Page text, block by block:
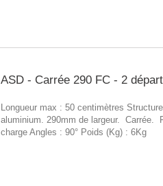
ASD - Carrée 290 FC - 2
Longueur max : 50 centimètres
aluminium. 290mm de largeur. Carrée.
charge Angles : 90° Poids (Kg) : 6Kg